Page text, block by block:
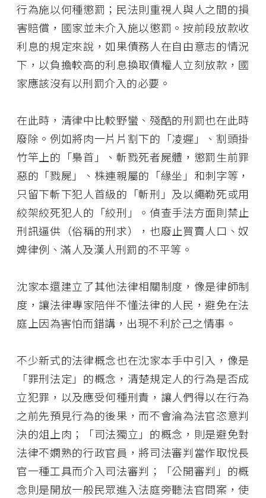
行為施以何種懲罰；民法則重視人與人之間的損
害賠償，國家並未介入施以懲罰。按前段放款收
利息的規定來說，如果債務人在自由意志的情況
下，以負擔較高的利息換取債權人立刻放款，國
家應該沒有以刑罰介入的必要。
在此時，清律中比較野蠻、殘酷的刑罰也在此時
廢除。例如將肉一片片割下的「凌遲」、割頭掛
竹竿上的「梟首」、斬戮死者屍體，懲罰生前罪
惡的「戮屍」、株連親屬的「緣坐」和刺字等，
只留下斬下犯人首級的「斬刑」及以繩勒死或用
絞架絞死犯人的「絞刑」。偵查手法方面則禁止
刑訊逼供（俗稱的刑求），也廢止買賣人口、奴
婢律例、滿人及漢人刑罰的不平等。
沈家本還建立了其他法律相關制度，像是律師制
度，讓法律專家陪伴不懂法律的人民，避免在法
庭上因為害怕而錯講，出現不利於己之情事。
不少新式的法律概念也在沈家本手中引入，像是
「罪刑法定」的概念，清楚規定人的行為是否成
立犯罪，以及應受何種刑責，讓人們得以在行為
之前先預見行為的後果，而不會淪為法官恣意判
決的俎上肉；「司法獨立」的概念，則是避免對
法律不嫻熟的行政官員，將司法審判當作取悅長
官一種工具而介入司法審判；「公開審判」的概
念則是開放一般民眾進入法庭旁聽法官問案，使